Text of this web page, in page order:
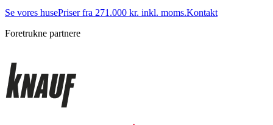
Se vores husePriser fra 271.000 kr. inkl. moms.Kontakt
Foretrukne partnere